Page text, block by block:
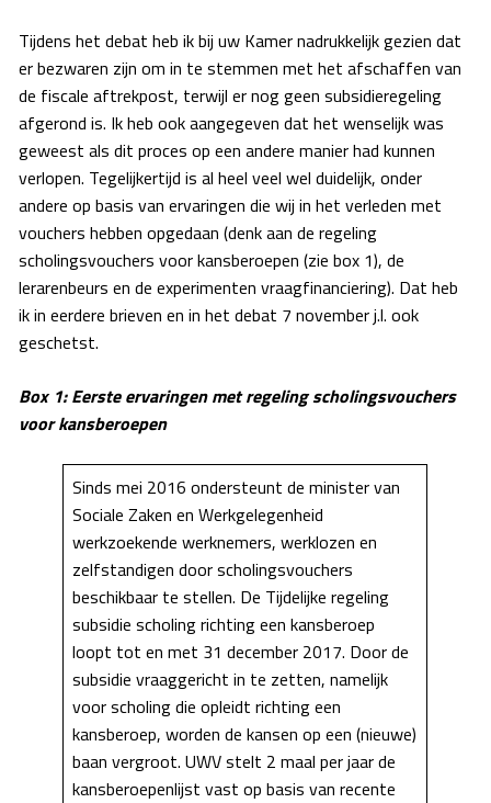
Tijdens het debat heb ik bij uw Kamer nadrukkelijk gezien dat
er bezwaren zijn om in te stemmen met het afschaffen van
de fiscale aftrekpost, terwijl er nog geen subsidieregeling
afgerond is. Ik heb ook aangegeven dat het wenselijk was
geweest als dit proces op een andere manier had kunnen
verlopen. Tegelijkertijd is al heel veel wel duidelijk, onder
andere op basis van ervaringen die wij in het verleden met
vouchers hebben opgedaan (denk aan de regeling
scholingsvouchers voor kansberoepen (zie box 1), de
lerarenbeurs en de experimenten vraagfinanciering). Dat heb
ik in eerdere brieven en in het debat 7 november j.l. ook
geschetst.
Box 1: Eerste ervaringen met regeling scholingsvouchers
voor kansberoepen
Sinds mei 2016 ondersteunt de minister van
Sociale Zaken en Werkgelegenheid
werkzoekende werknemers, werklozen en
zelfstandigen door scholingsvouchers
beschikbaar te stellen. De Tijdelijke regeling
subsidie scholing richting een kansberoep
loopt tot en met 31 december 2017. Door de
subsidie vraaggericht in te zetten, namelijk
voor scholing die opleidt richting een
kansberoep, worden de kansen op een (nieuwe)
baan vergroot. UWV stelt 2 maal per jaar de
kansberoepenlijst vast op basis van recente